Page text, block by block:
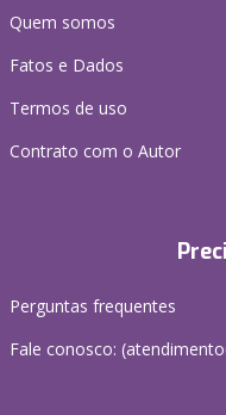
Quem somos
Fatos e Dados
Termos de uso
Contrato com o Autor
Perguntas frequentes
Fale conosco: (